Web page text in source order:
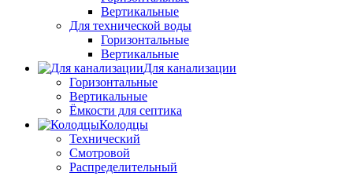
Вертикальные
Для технической воды
Горизонтальные
Вертикальные
Для канализации
Горизонтальные
Вертикальные
Ёмкости для септика
Колодцы
Технический
Смотровой
Распределительный